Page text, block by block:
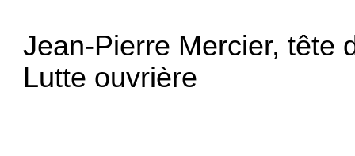
Jean-Pierre Mercier, tête
Lutte ouvrière